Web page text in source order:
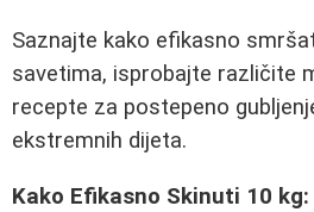
Saznajte kako efikasno
savetima, isprobajte različite
recepte za postepeno
ekstremnih dijeta.
Kako Efikasno Skinuti 10